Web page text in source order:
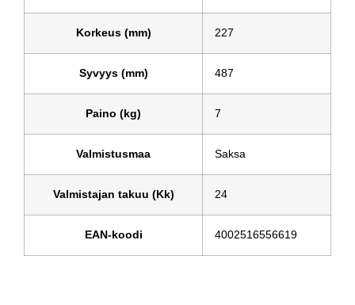
Korkeus (mm) 227
Syvyys (mm) 487
Paino (kg) 7
Valmistusmaa Saksa
Valmistajan takuu (Kk) 24
EAN-koodi 4002516556619